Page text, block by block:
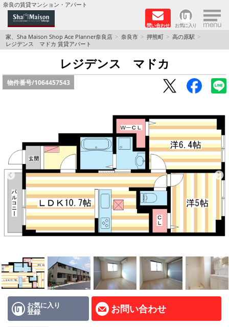
奈良の賃貸マンション・アパート
問い合わせ お気に入り ×
TOPページ
Foreigners welcome！
店長のおすすめ物件
積水ハウス Sha Maison 特集 (奈良北部、木津川
積水ハウス Sha Maison 特集 (奈良南部)
路線·駅から探す
地域から探す
地図から探す
AcePlanner公式ライン
SNS
スタッフ紹介
家、Sha Maison Shop Ace Planner奈良店 奈良市 押熊町
高の原駅
レジデンス マドカ 賃貸アパート
レジデンス マドカ
物件番号/1064457543
お気に入り
登録 お問い合わせ